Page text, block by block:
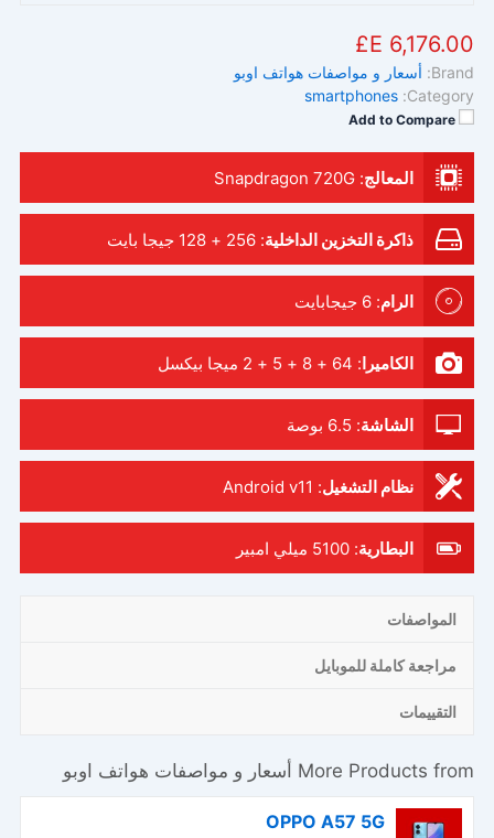
6,176.00 E£
Brand: أسعار و مواصفات هواتف اوبو
Category:
smartphones
Add to Compare
المعالج:
Snapdragon 720G
ذاكرة التخزين الداخلية: 256 + 128 جيجا بايت
الرام: 6 جيجابايت
الكاميرا : 64 + 8 + 5 + 2 ميجا بيكسل
الشاشة: 6.5 بوصة
نظام التشغيل:
Android v11
البطارية: 5100 ميلي امبير
المواصفات
مراجعة كاملة للموبايل
التقييمات
More Products from أسعار و مواصفات هواتف اوبو
OPPO A57 5G